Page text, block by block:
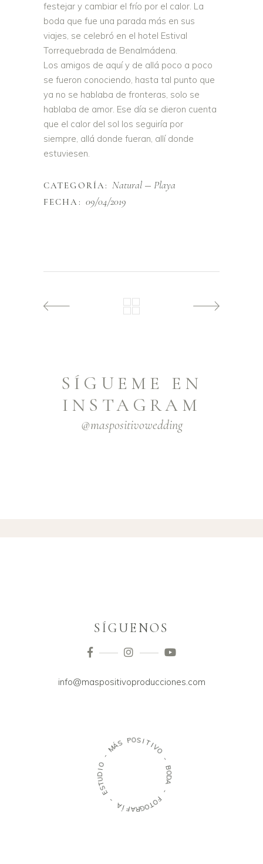
festejar y cambiar el frío por el calor. La
boda que fue una parada más en sus
viajes, se celebró en el hotel Estival
Torrequebrada de Benalmádena.
Los amigos de aquí y de allá poco a poco
se fueron conociendo, hasta tal punto que
ya no se hablaba de fronteras, solo se
hablaba de amor. Ese día se dieron cuenta
que el calor del sol los seguiría por
siempre, allá donde fueran, allí donde
estuviesen.
CATEGORÍA: Natural Playa
FECHA: 09/04/2019
SÍGUEME EN
INSTAGRAM
@maspositivowedding
SÍGUENOS
info@maspositivoproducciones.com
-M ÁS POSIT
I V
-
B
D
A
-
F
O
T
O
G
R
A
F
Í
A
-
E
S
T
U
D
IO